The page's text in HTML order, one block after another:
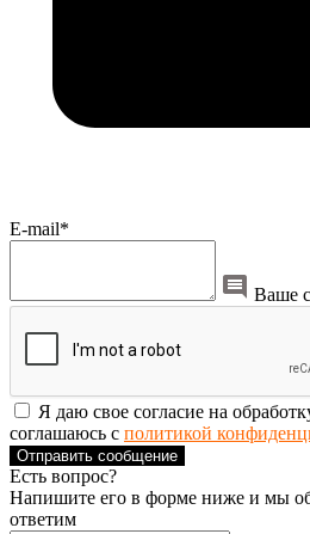
E-mail*
Ваше
Я даю свое согласие на
соглашаюсь с политикой
Отправить сообщение
Есть вопрос?
Напишите его в форме ниже и мы
ответим